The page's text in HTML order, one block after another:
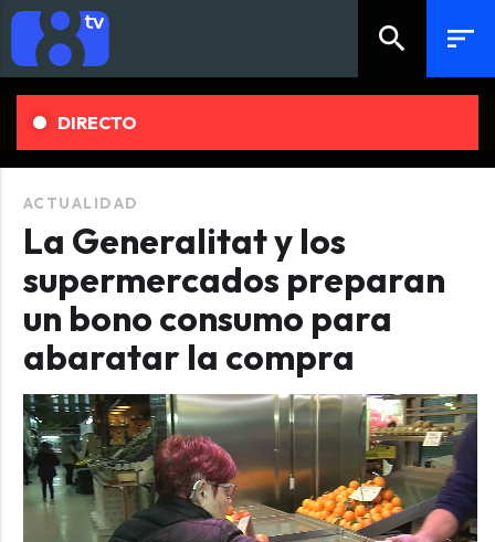
search sort
DIRECTO
ACTUALIDAD
La Generalitat y los
supermercados preparan
un bono consumo para
abaratar la compra